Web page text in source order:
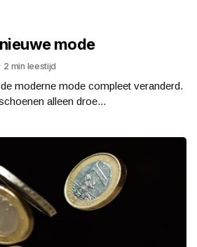
mode
2 min leestijd
moderne mode compleet veranderd.
alleen droe...